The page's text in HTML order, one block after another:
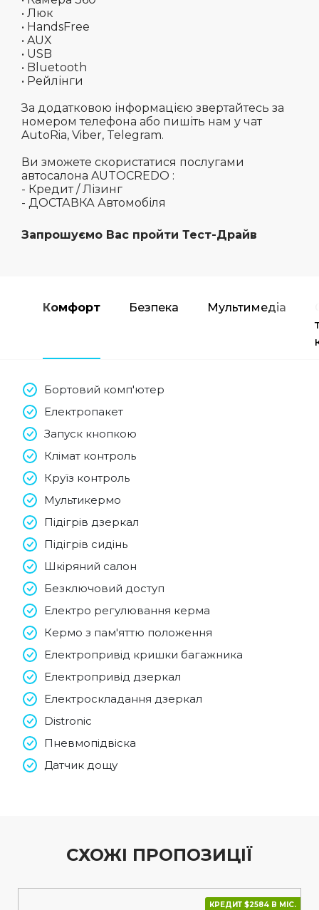
• Люк
• HandsFree
• AUX
• USB
• Bluetooth
• Рейлінги
За додатковою інформацією звертайтесь за
номером телефона або пишіть нам у чат
AutoRia, Viber, Telegram.
Ви зможете скористатися послугами
автосалона AUTOCREDO :
- Кредит / Лізинг
- ДОСТАВКА Автомобіля
Запрошуємо Вас пройти Тест-Драйв
Комфорт Безпека Мультимедіа
Бортовий комп'ютер
Електропакет
Запуск кнопкою
Клімат контроль
Круїз контроль
Мультикермо
Підігрів дзеркал
Підігрів сидінь
Шкіряний салон
Безключовий доступ
Електро регулювання керма
Кермо з пам'яттю положення
Електропривід кришки багажника
Електропривід дзеркал
Електроскладання дзеркал
Distronic
Пневмопідвіска
Датчик дощу
СХОЖІ ПРОПОЗИЦІЇ
КРЕДИТ $2584 В МІС.